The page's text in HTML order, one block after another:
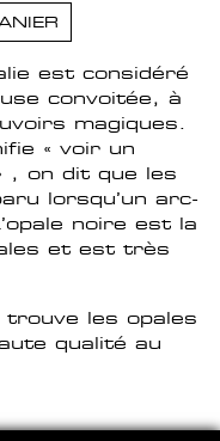
est considéré
convoitée, à
magiques.
« voir un
, on dit que les
lorsqu’un arc-
noire est la
et est très
trouve les opales
qualité au